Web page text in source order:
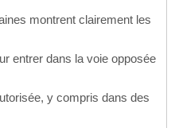
montrent clairement les
entrer dans la voie opposée
y compris dans des